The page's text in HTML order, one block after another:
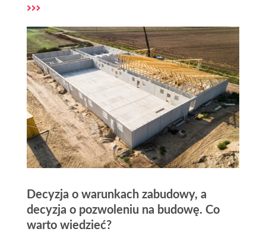
go można ustalić za pomocą interaktywnej geo
Decyzja o warunkach zabudowy, a
decyzja o pozwoleniu na budowę. Co
warto wiedzieć?